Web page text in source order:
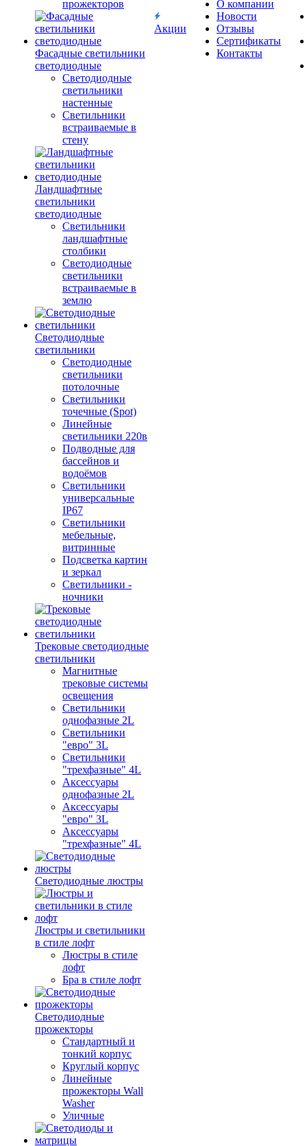
прожекторов
Фасадные светильники
светодиодные
Светодиодные
светильники
настенные
Светильники
встраиваемые в
стену
Ландшафтные
светильники
светодиодные
Светильники
ландшафтные
столбики
Светодиодные
светильники
встраиваемые в
землю
Светодиодные
светильники
Светодиодные
светильники
потолочные
Светильники
точечные (Spot)
Линейные
светильники 220в
Подводные для
бассейнов и
водоёмов
Светильники
универсальные
IP67
Светильники
мебельные,
витринные
Подсветка картин
и зеркал
Светильники -
ночники
Трековые светодиодные
светильники
Магнитные
трековые системы
освещения
Светильники
однофазные 2L
Светильники
"евро" 3L
Светильники
"трехфазные" 4L
Аксессуары
однофазные 2L
Аксессуары
"евро" 3L
Аксессуары
"трехфазные" 4L
Светодиодные люстры
Люстры и светильники
в стиле лофт
Люстры в стиле
лофт
Бра в стиле лофт
Светодиодные
прожекторы
Стандартный и
тонкий корпус
Круглый корпус
Линейные
прожекторы Wall
Washer
Уличные
Акции
О компании
Новости
Отзывы
Сертификаты
Контакты